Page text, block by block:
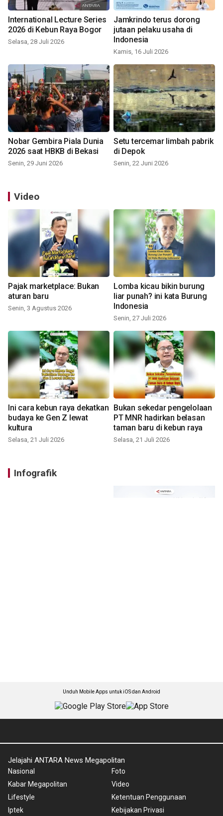
International Lecture Series
2026 di Kebun Raya Bogor
Selasa, 28 Juli 2026
Jamkrindo terus dorong
jutaan pelaku usaha di
Indonesia
Kamis, 16 Juli 2026
Nobar Gembira Piala Dunia
2026 saat HBKB di Bekasi
Senin, 29 Juni 2026
Setu tercemar limbah pabrik
di Depok
Senin, 22 Juni 2026
Video
Pajak marketplace: Bukan
aturan baru
Senin, 3 Agustus 2026
Lomba kicau bikin burung
liar punah? ini kata Burung
Indonesia
Senin, 27 Juli 2026
Ini cara kebun raya dekatkan
budaya ke Gen Z lewat
kultura
Selasa, 21 Juli 2026
Bukan sekedar pengelolaan
PT MNR hadirkan belasan
taman baru di kebun raya
Selasa, 21 Juli 2026
Infografik
Unduh Mobile Apps untuk iOS dan Android
Jelajahi ANTARA News Megapolitan
Nasional
Kabar Megapolitan
Lifestyle
Iptek
Foto
Video
Ketentuan Penggunaan
Kebijakan Privasi